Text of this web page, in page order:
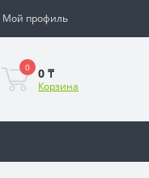
Мой профиль
0 0 ₸
Корзина